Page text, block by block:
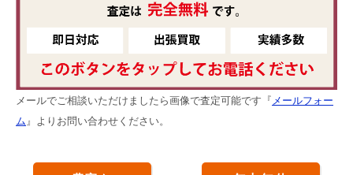
メールでご相談いただけましたら画像で査定可能です『 メールフォー
ム 』よりお問い合わせください。